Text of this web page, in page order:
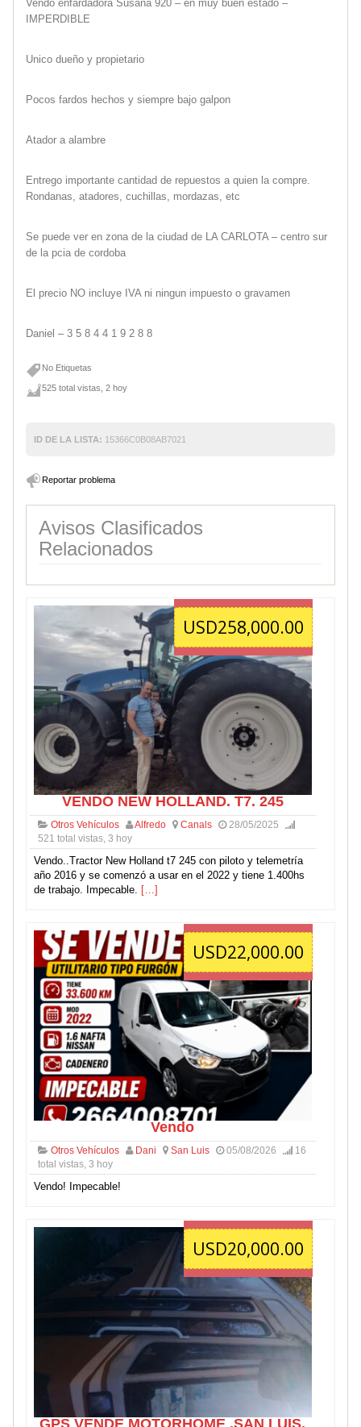
Vendo enfardadora Susana 920 – en muy buen estado –
IMPERDIBLE
Unico dueño y propietario
Pocos fardos hechos y siempre bajo galpon
Atador a alambre
Entrego importante cantidad de repuestos a quien la compre.
Rondanas, atadores, cuchillas, mordazas, etc
Se puede ver en zona de la ciudad de LA CARLOTA – centro sur
de la pcia de cordoba
El precio NO incluye IVA ni ningun impuesto o gravamen
Daniel – 3 5 8 4 4 1 9 2 8 8
No Etiquetas
525 total vistas, 2 hoy
ID DE LA LISTA: 15366C0B08AB7021
Reportar problema
Avisos Clasificados
Relacionados
USD258,000.00
VENDO NEW HOLLAND. T7. 245
Otros Vehículos Alfredo Canals
28/05/2025
521 total vistas, 3 hoy
Vendo..Tractor New Holland t7 245 con piloto y telemetría
año 2016 y se comenzó a usar en el 2022 y tiene 1.400hs
de trabajo. Impecable. […]
USD22,000.00
Vendo
Otros Vehículos Dani San Luis 05/08/2026
16
total vistas, 3 hoy
Vendo! Impecable!
USD20,000.00
GPS VENDE MOTORHOME .SAN LUIS.